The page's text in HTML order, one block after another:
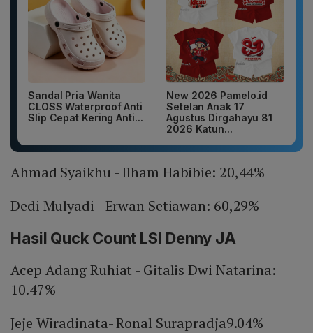
Sandal Pria Wanita
CLOSS Waterproof Anti
Slip Cepat Kering Anti...
New 2026 Pamelo.id
Setelan Anak 17
Agustus Dirgahayu 81
2026 Katun...
Ahmad Syaikhu - Ilham Habibie: 20,44%
Dedi Mulyadi - Erwan Setiawan: 60,29%
Hasil Quck Count LSI Denny JA
Acep Adang Ruhiat - Gitalis Dwi Natarina:
10.47%
Jeje Wiradinata- Ronal Surapradja9.04%